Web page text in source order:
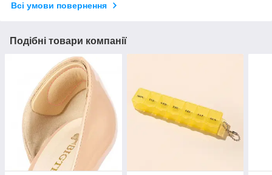
Всі умови повернення
Подібні товари компанії